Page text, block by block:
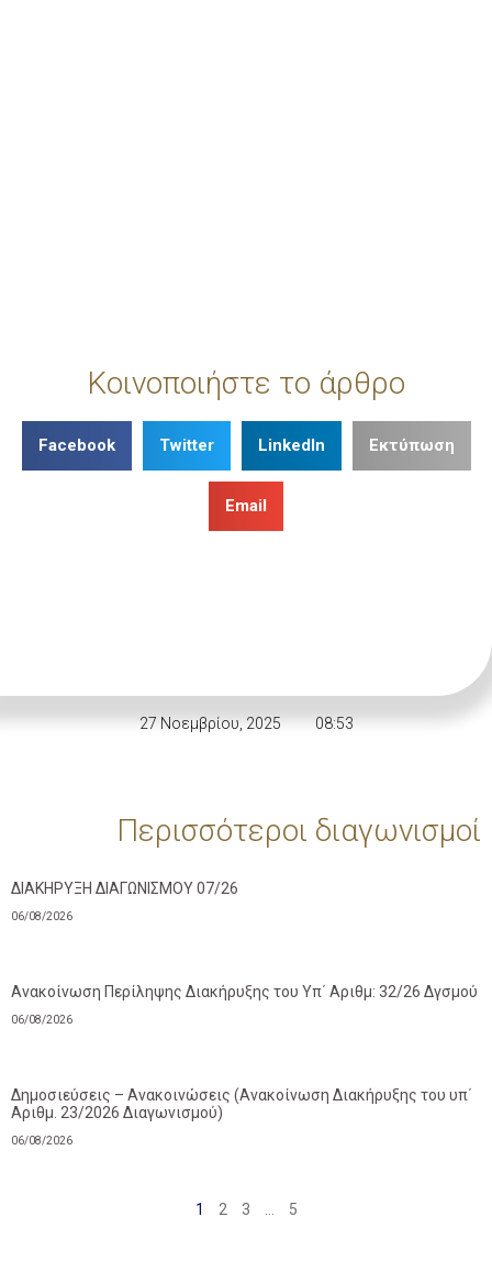
Κοινοποιήστε το άρθρο
Facebook Twitter LinkedIn Εκτύπωση
Email
27 Νοεμβρίου, 2025 08:53
Περισσότεροι διαγωνισμοί
ΔΙΑΚΗΡΥΞΗ ΔΙΑΓΩΝΙΣΜΟΥ 07/26
06/08/2026
Ανακοίνωση Περίληψης Διακήρυξης του Υπ΄ Αριθμ: 32/26 Δγσμού
06/08/2026
Δημοσιεύσεις – Ανακοινώσεις (Ανακοίνωση Διακήρυξης του υπ΄
Αριθμ. 23/2026 Διαγωνισμού)
06/08/2026
1 2 3 5